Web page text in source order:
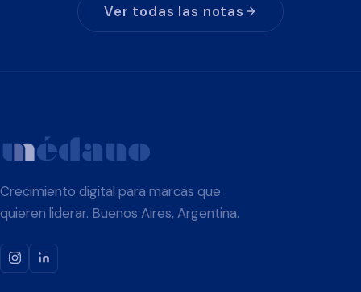
Ver todas las notas
Crecimiento digital para marcas que
quieren liderar. Buenos Aires, Argentina.